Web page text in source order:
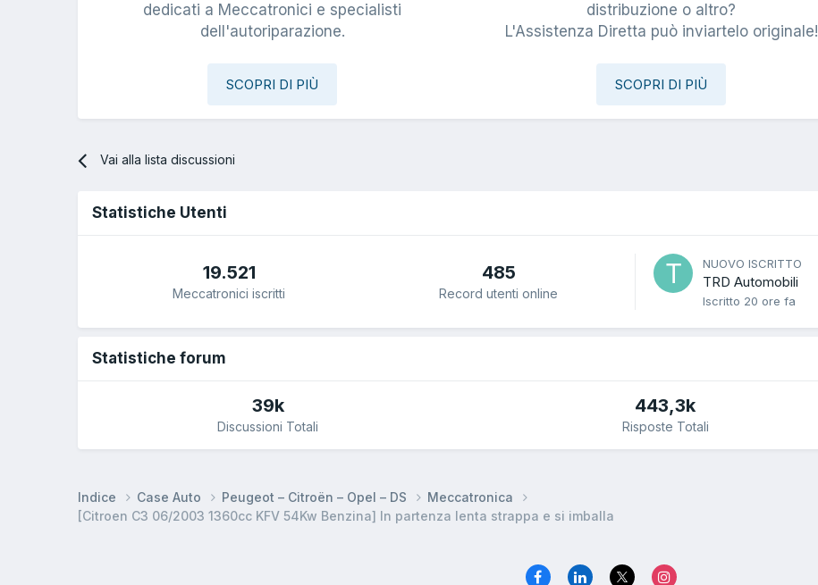
dedicati a Meccatronici e specialisti
dell'autoriparazione.
SCOPRI DI PIÙ
distribuzione o altro?
L'Assistenza Diretta può inviartelo originale!
SCOPRI DI PIÙ
Vai alla lista discussioni
Statistiche Utenti
19.521
Meccatronici iscritti
485
Record utenti online
NUOVO ISCRITTO
TRD Automobili
Iscritto 20 ore fa
Statistiche forum
39k
Discussioni Totali
443,3k
Risposte Totali
Indice Case Auto Peugeot – Citroën – Opel – DS
Meccatronica
[Citroen C3 06/2003 1360cc KFV 54Kw Benzina] In partenza lenta strappa e si imballa